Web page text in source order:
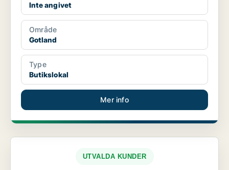
Inte angivet
Område
Gotland
Type
Butikslokal
Mer info
UTVALDA KUNDER